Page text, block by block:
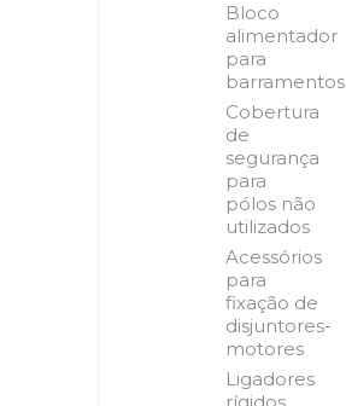
Bloco
alimentador
para
barramentos
Cobertura
de
segurança
para
pólos não
utilizados
Acessórios
para
fixação de
disjuntores-
motores
Ligadores